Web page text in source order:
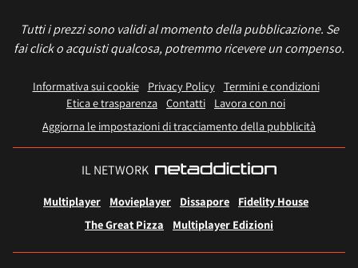
Tutti i prezzi sono validi al momento della pubblicazione. Se
fai click o acquisti qualcosa, potremmo ricevere un compenso.
Informativa sui cookie Privacy Policy
Termini e condizioni
Etica e trasparenza Contatti
Lavora con noi
Aggiorna le impostazioni di tracciamento della pubblicità
IL NETWORK
Multiplayer Movieplayer Dissapore
Fidelity House
The Great Pizza
Multiplayer Edizioni